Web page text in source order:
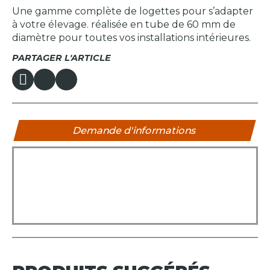
PARTAGER L'ARTICLE
Une gamme complète de logettes pour s’adapter
à votre élevage. réalisée en tube de 60 mm de
diamètre pour toutes vos installations intérieures.
Demande d'informations